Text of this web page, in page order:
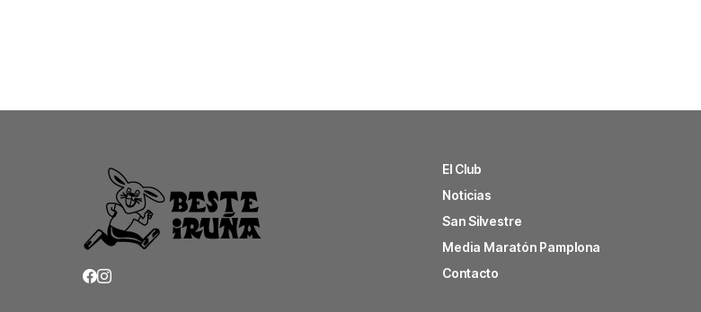
El Club
Noticias
San Silvestre
Media Maratón Pamplona
Contacto